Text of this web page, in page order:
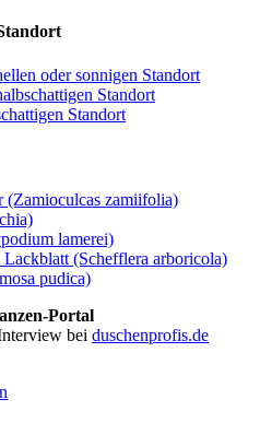
oder sonnigen Standort
Standort
Standort
(Zamioculcas zamiifolia)
lamerei)
Lackblatt (Schefflera arboricola)
pudica)
Portal
bei duschenprofis.de